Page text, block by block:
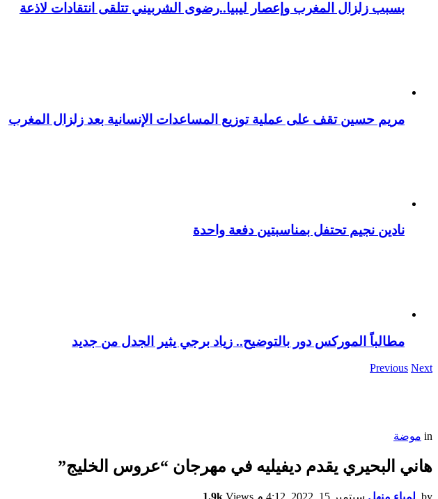
بسبب زلزال المغرب وإعصار ليبيا..رضوى الشربيني تتلقى انتقادات لاذعة
مريم حسين تقف على عملية توزيع المساعدات الإنسانية بعد زلزال المغرب
نادين نجيم تحتفل بمناسبتين دفعة واحدة
مطالباً الموركس دور بالتوضيح.. زياد برجي يثير الجدل من جديد
Previous Next
in موضة
هاني البحيري يقدم ديفيليه في مهرجان “عروس الخليج”